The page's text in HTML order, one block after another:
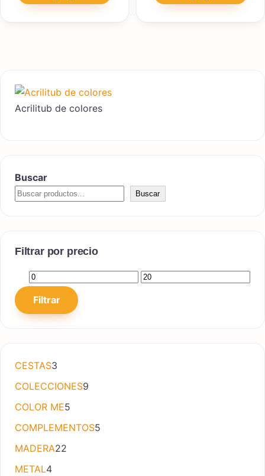
Acrilitub de colores
Buscar
Buscar
Filtrar por precio
Precio mínimo Precio máximo
Filtrar
CESTAS3
COLECCIONES9
COLOR ME5
COMPLEMENTOS5
MADERA22
METAL44 productos